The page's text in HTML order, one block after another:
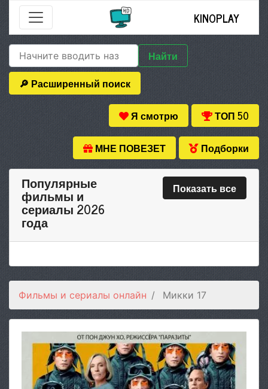
KINOPLAY
Найти
🔎 Расширенный поиск
Я смотрю ТОП 50
МНЕ ПОВЕЗЕТ Подборки
Популярные
фильмы и
сериалы 2026
года
Показать все
Фильмы и сериалы онлайн Микки 17